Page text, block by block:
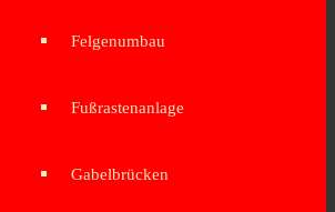
Felgenumbau
Fußrastenanlage
Gabelbrücken